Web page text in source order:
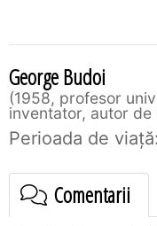
George Budoi
1958, profesor
inventator, autor
Perioada de viaţă:
Comentarii